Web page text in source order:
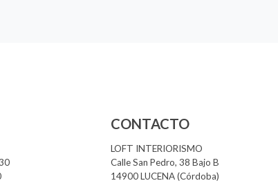
CONTACTO
LOFT INTERIORISMO
Calle San Pedro, 38 Bajo B
14900 LUCENA (Córdoba)